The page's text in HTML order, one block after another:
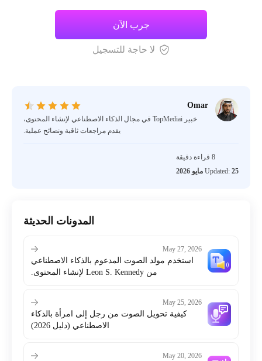
جرب الآن
لا حاجة للتسجيل
Omar
خبير TopMediai في مجال الذكاء الاصطناعي لإنشاء المحتوى،
يقدم مراجعات ثاقبة ونصائح عملية.
8 قراءة دقيقة
Updated: 25 مايو 2026
المدونات الحديثة
May 27, 2026
استخدم مولد الصوت المدعوم بالذكاء الاصطناعي
من Leon S. Kennedy لإنشاء المحتوى.
May 25, 2026
كيفية تحويل الصوت من رجل إلى امرأة بالذكاء
الاصطناعي (دليل 2026)
May 20, 2026